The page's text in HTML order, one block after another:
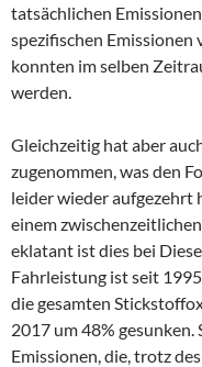
tatsächlichen
spezifischen
konnten im selben
werden.
Gleichzeitig hat aber
zugenommen, was den
leider wieder aufgezehrt
einem
eklatant ist dies bei
Fahrleistung ist seit
die gesamten
2017 um 48%
Emissionen, die, trotz